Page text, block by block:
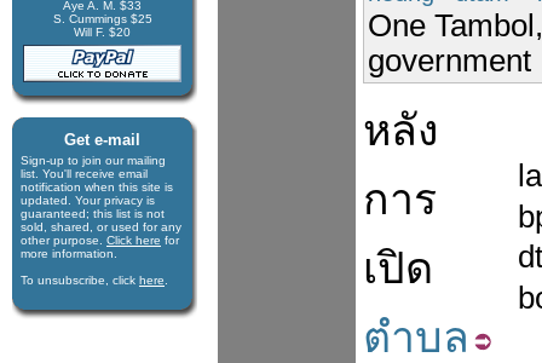
Aye A. M. $33
S. Cummings $25
Will F. $20
Get e-mail
Sign-up to join our mail­ing
list. You'll receive e­mail
notification when this site is
updated. Your privacy is
guaran­teed; this list is not
sold, shared, or used for any
other purpose. Click here for
more infor­mation.
To unsubscribe, click here
One
government
หลัง
การ
เปิด
ตำบล